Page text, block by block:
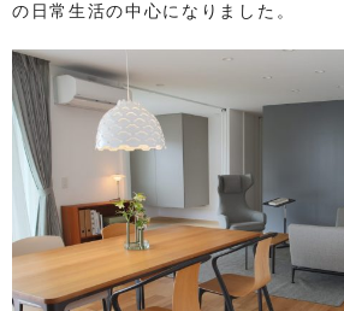
の日常生活の中心になりました。